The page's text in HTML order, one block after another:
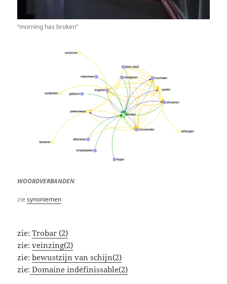
“morning has broken”
WOORDVERBANDEN
ziesynoniemen
zie:Trobar (2)
zie:veinzing(2)
zie:bewustzijn van schijn(2)
zie: Domaine indéfinissable(2)